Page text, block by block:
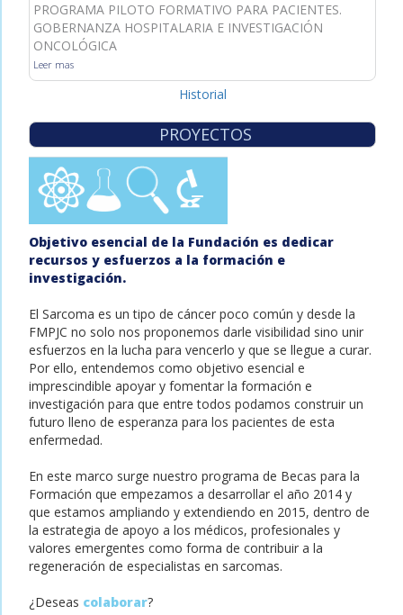
PROGRAMA PILOTO FORMATIVO PARA PACIENTES.
GOBERNANZA HOSPITALARIA E INVESTIGACIÓN
ONCOLÓGICA
Leer mas
Historial
PROYECTOS
Objetivo esencial de la Fundación es dedicar
recursos y esfuerzos a la formación e
investigación.
El Sarcoma es un tipo de cáncer poco común y desde la
FMPJC no solo nos proponemos darle visibilidad sino unir
esfuerzos en la lucha para vencerlo y que se llegue a curar.
Por ello, entendemos como objetivo esencial e
imprescindible apoyar y fomentar la formación e
investigación para que entre todos podamos construir un
futuro lleno de esperanza para los pacientes de esta
enfermedad.
En este marco surge nuestro programa de Becas para la
Formación que empezamos a desarrollar el año 2014 y
que estamos ampliando y extendiendo en 2015, dentro de
la estrategia de apoyo a los médicos, profesionales y
valores emergentes como forma de contribuir a la
regeneración de especialistas en sarcomas.
¿Deseas colaborar?